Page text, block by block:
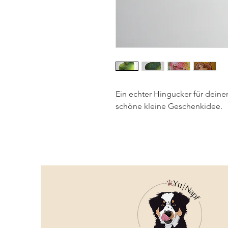
Ein echter Hingucker für
schöne kleine Geschenkidee.